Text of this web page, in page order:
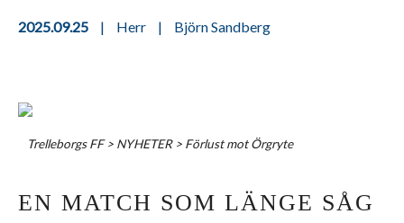
2025.09.25 | Herr | Björn Sandberg
Trelleborgs FF> NYHETER> Förlust mot Örgryte
EN MATCH SOM LÄNGE SÅG